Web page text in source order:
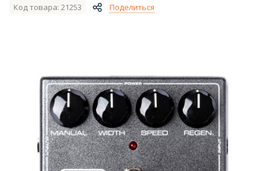
Код товара: 21253 Поделиться